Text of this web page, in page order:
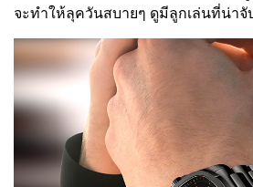
จะทำให้ลุควันสบายๆ ดูมีลูกเล่นที่น่าจั